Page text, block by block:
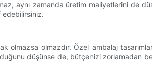
aynı zamanda üretim maliyetlerini de
edebilirsiniz.
olmazsa olmazdır. Özel ambalaj
olduğunu düşünse de, bütçenizi